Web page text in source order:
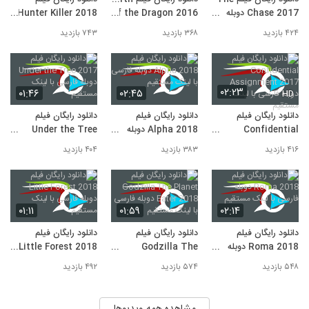
9 2017 دوبله فارسی با لینک مستقیم
۲۹۵ بازدید
10 فارسی با لینک مستقیم
۵۲۰ بازدید
11
دانلود رایگان فیلم Elliot the Littlest
Reindeer 2018 دوبله فارسی با لینک
مستقیم
۳۴۱ بازدید
Chase 2017 دوبله
فارسی با لینک مستقیم
۴۲۴ بازدید
of the Dragon 2016
دوبله فارسی با لینک
مستقیم
۳۶۸ بازدید
Hunter Killer 2018
دوبله فارسی بالینک
مستقیم
۷۴۳ بازدید
۰۲:۲۳ HD
دانلود رایگان فیلم
Confidential
Assignment 2017
دوبله فارسی با لینک
مستقیم
۴۱۶ بازدید
۰۲:۴۵
دانلود رایگان فیلم
Alpha 2018 دوبله
فارسی با لینک مستقیم
۳۸۳ بازدید
۰۱:۴۶
دانلود رایگان فیلم
Under the Tree
2017 دوبله فارسی با
لینک مستقیم
۴۰۴ بازدید
۰۲:۱۴
دانلود رایگان فیلم
Roma 2018 دوبله
فارسی با لینک مستقیم
۵۴۸ بازدید
۰۱:۵۹
دانلود رایگان فیلم
Godzilla The
Planet Eater 2018
دوبله فارسی با لینک
۵۷۴ بازدید
۰۱:۱۱
دانلود رایگان فیلم
Little Forest 2018
دوبله فارسی با لینک
مستقیم
۴۹۲ بازدید